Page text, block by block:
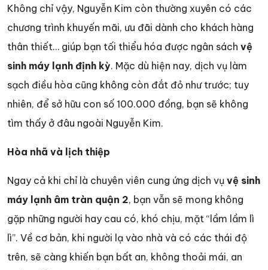
Không chỉ vậy, Nguyễn Kim còn thường xuyên có các
chương trình khuyến mãi, ưu đãi dành cho khách hàng
thân thiết… giúp bạn tối thiểu hóa được ngân sách vệ
sinh máy lạnh định kỳ. Mặc dù hiện nay, dịch vụ làm
sạch điều hòa cũng không còn đắt đỏ như trước; tuy
nhiên, để sở hữu con số 100.000 đồng, bạn sẽ không
tìm thấy ở đâu ngoài Nguyễn Kim.
Hòa nhã và lịch thiệp
Ngay cả khi chỉ là chuyên viên cung ứng dịch vụ vệ sinh
máy lạnh âm tràn quận 2, bạn vẫn sẽ mong không
gặp những người hay cau có, khó chịu, mặt “lầm lầm lì
lì”. Về cơ bản, khi người lạ vào nhà và có các thái độ
trên, sẽ càng khiến bạn bất an, không thoải mái, an